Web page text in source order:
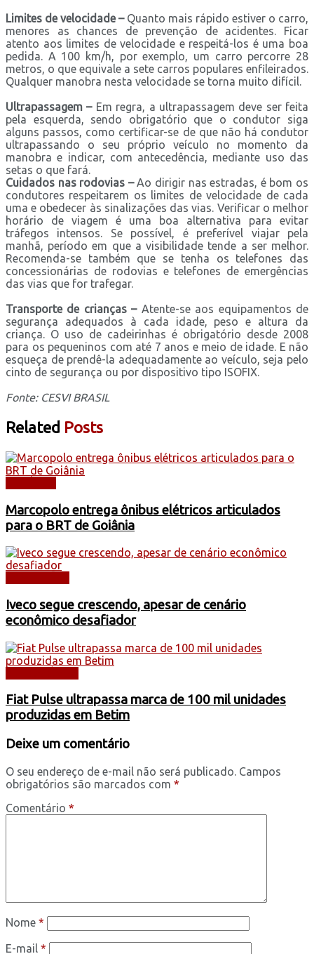
Limites de velocidade –Quanto mais rápido estiver o carro,
menores as chances de prevenção de acidentes. Ficar
atento aos limites de velocidade e respeitá-los é uma boa
pedida. A 100 km/h, por exemplo, um carro percorre 28
metros, o que equivale a sete carros populares enfileirados.
Qualquer manobra nesta velocidade se torna muito difícil.
Ultrapassagem –Em regra, a ultrapassagem deve ser feita
pela esquerda, sendo obrigatório que o condutor siga
alguns passos, como certificar-se de que não há condutor
ultrapassando o seu próprio veículo no momento da
manobra e indicar, com antecedência, mediante uso das
setas o que fará.
Cuidados nas rodovias –Ao dirigir nas estradas, é bom os
condutores respeitarem os limites de velocidade de cada
uma e obedecer às sinalizações das vias. Verificar o melhor
horário de viagem é uma boa alternativa para evitar
tráfegos intensos. Se possível, é preferível viajar pela
manhã, período em que a visibilidade tende a ser melhor.
Recomenda-se também que se tenha os telefones das
concessionárias de rodovias e telefones de emergências
das vias que for trafegar.
Transporte de crianças –Atente-se aos equipamentos de
segurança adequados à cada idade, peso e altura da
criança. O uso de cadeirinhas é obrigatório desde 2008
para os pequeninos com até 7 anos e meio de idade. E não
esqueça de prendê-la adequadamente ao veículo, seja pelo
cinto de segurança ou por dispositivo tipo ISOFIX.
Fonte: CESVI BRASIL
Related Posts
Marcopolo entrega ônibus elétricos articulados
para o BRT de Goiânia
Iveco segue crescendo, apesar de cenário
econômico desafiador
Fiat Pulse ultrapassa marca de 100 mil unidades
produzidas em Betim
Deixe um comentário
O seu endereço de e-mail não será publicado. Campos
obrigatórios são marcados com *
Comentário *
Nome *
E-mail *